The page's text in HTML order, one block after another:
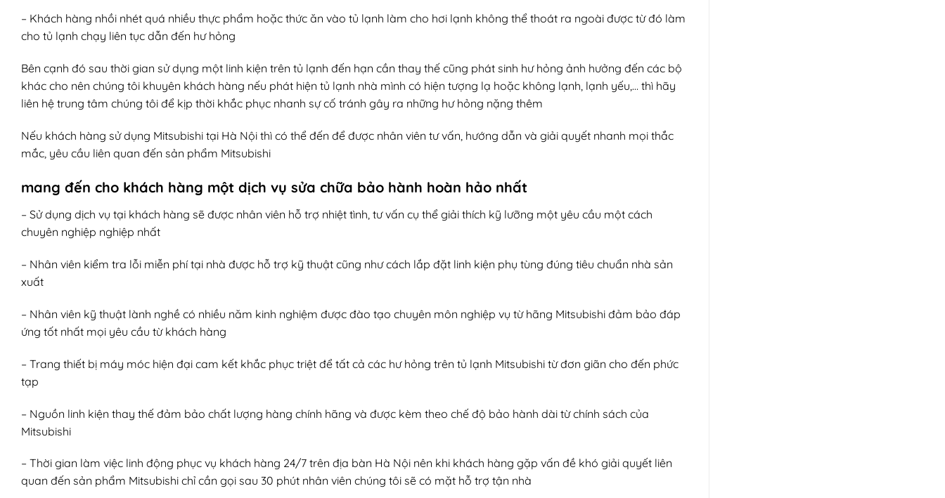
– Khách hàng nhồi nhét quá nhiều thực phẩm hoặc thức ăn vào tủ lạnh làm cho hơi lạnh không thể thoát ra ngoài được từ đó làm
cho tủ lạnh chạy liên tục dẫn đến hư hỏng
Bên cạnh đó sau thời gian sử dụng một linh kiện trên tủ lạnh đến hạn cần thay thế cũng phát sinh hư hỏng ảnh hưởng đến các bộ
khác cho nên chúng tôi khuyên khách hàng nếu phát hiện tủ lạnh nhà mình có hiện tượng lạ hoặc không lạnh, lạnh yếu,… thì hãy
liên hệ trung tâm chúng tôi để kịp thời khắc phục nhanh sự cố tránh gây ra những hư hỏng nặng thêm
Nếu khách hàng sử dụng Mitsubishi tại Hà Nội thì có thể đến để được nhân viên tư vấn, hướng dẫn và giải quyết nhanh mọi thắc
mắc, yêu cầu liên quan đến sản phẩm Mitsubishi
mang đến cho khách hàng một dịch vụ sửa chữa bảo hành hoàn hảo nhất
– Sử dụng dịch vụ tại khách hàng sẽ được nhân viên hỗ trợ nhiệt tình, tư vấn cụ thể giải thích kỹ lưỡng một yêu cầu một cách
chuyên nghiệp nghiệp nhất
– Nhân viên kiểm tra lỗi miễn phí tại nhà được hỗ trợ kỹ thuật cũng như cách lắp đặt linh kiện phụ tùng đúng tiêu chuẩn nhà sản
xuất
– Nhân viên kỹ thuật lành nghề có nhiều năm kinh nghiệm được đào tạo chuyên môn nghiệp vụ từ hãng Mitsubishi đảm bảo đáp
ứng tốt nhất mọi yêu cầu từ khách hàng
– Trang thiết bị máy móc hiện đại cam kết khắc phục triệt để tất cả các hư hỏng trên tủ lạnh Mitsubishi từ đơn giãn cho đến phức
tạp
– Nguồn linh kiện thay thế đảm bảo chất lượng hàng chính hãng và được kèm theo chế độ bảo hành dài từ chính sách của
Mitsubishi
– Thời gian làm việc linh động phục vụ khách hàng 24/7 trên địa bàn Hà Nội nên khi khách hàng gặp vấn đề khó giải quyết liên
quan đến sản phẩm Mitsubishi chỉ cần gọi sau 30 phút nhân viên chúng tôi sẽ có mặt hỗ trợ tận nhà